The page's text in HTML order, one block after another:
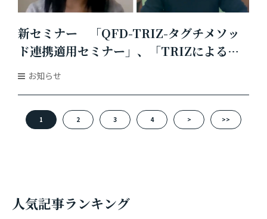
新セミナー 「QFD-TRIZ-タグチメソッ
ド連携適用セミナー」、「TRIZによる問
題解決体験セミナー」の参加募集を開始し
お知らせ
1 2 3 4 > >>
人気記事ランキング